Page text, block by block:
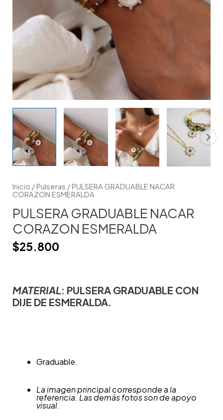
Inicio /Pulseras / PULSERA GRADUABLE NACAR
CORAZON ESMERALDA
PULSERA GRADUABLE NACAR
CORAZON ESMERALDA
$25.800
MATERIAL: PULSERA GRADUABLE CON
DIJE DE ESMERALDA.
Graduable.
La imagen principal corresponde a la
referencia. Las demás fotos son de apoyo
visual.